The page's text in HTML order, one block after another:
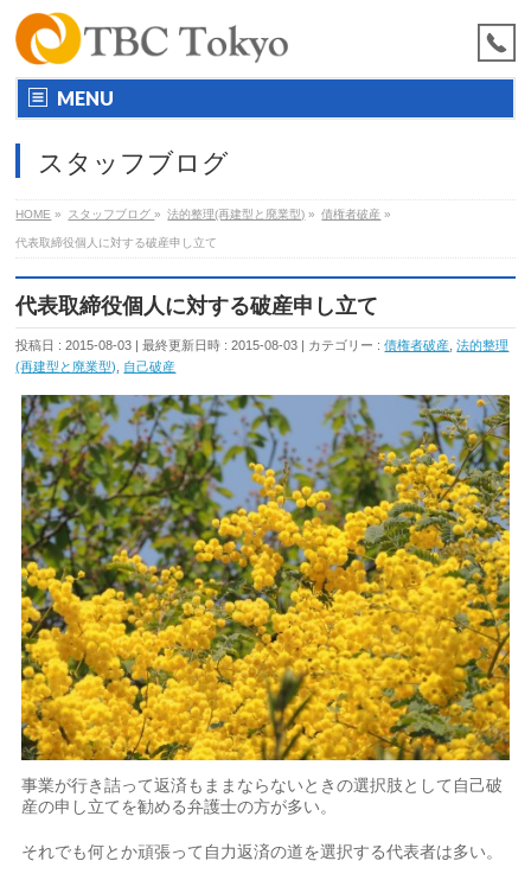
MENU
スタッフブログ
HOME » スタッフブログ» 法的整理(再建型と廃業型) » 債権者破産 »
代表取締役個人に対する破産申し立て
代表取締役個人に対する破産申し立て
投稿日 : 2015-08-03 最終更新日時 : 2015-08-03 カテゴリー :債権者破産 ,法的整理
(再建型と廃業型)
自己破産
事業が行き詰って返済もままならないときの選択肢として自己破
産の申し立てを勧める弁護士の方が多い。
それでも何とか頑張って自力返済の道を選択する代表者は多い。